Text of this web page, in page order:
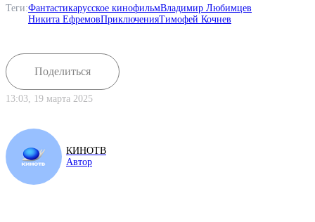
Теги:Фантастикарусское кинофильмВладимир Любимцев
Никита ЕфремовПриключенияТимофей Кочнев
Поделиться
13:03, 19 марта 2025
КИНОТВ
Автор